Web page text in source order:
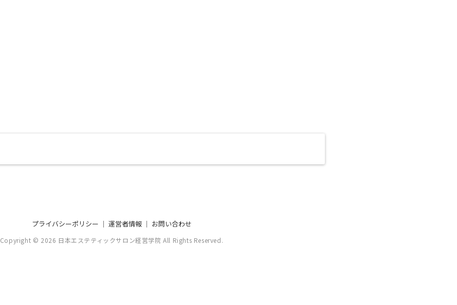
プライバシーポリシー ｜ 運営者情報 ｜ お問い合わせ
Copyright © 2026 日本エステティックサロン経営学院All Rights Reserved.